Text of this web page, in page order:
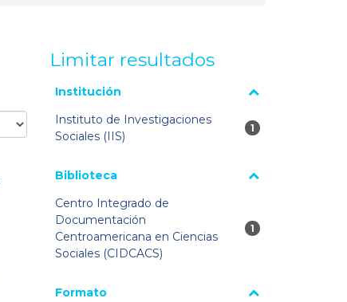
Limitar resultados
La página se volverá a cargar cuando se seleccione o
Institución
Instituto de Investigaciones
Sociales (IIS)
1 resultados
1
Biblioteca
Centro Integrado de
Documentación
Centroamericana en Ciencias
Sociales (CIDCACS)
1 resultados
1
Formato